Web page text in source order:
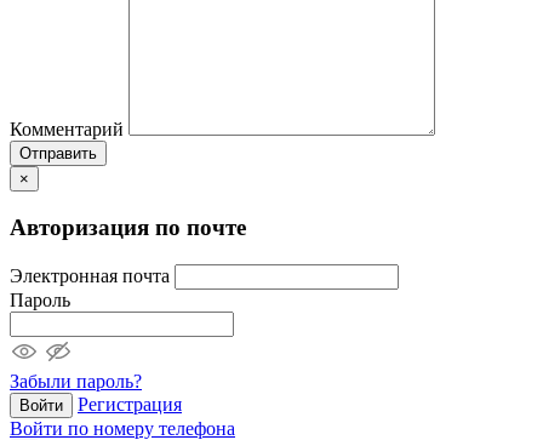
Комментарий
Отправить
×
Авторизация по почте
Электронная почта
Пароль
Забыли пароль?
Войти
Регистрация
Войти по номеру телефона